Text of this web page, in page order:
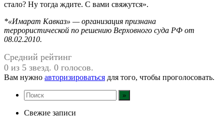
стало? Ну тогда ждите. С вами свяжутся».
*«Имарат Кавказ» — организация признана
террористической по решению Верховного суда РФ от
08.02.2010.
Средний рейтинг
0 из 5 звезд. 0 голосов.
Вам нужно авторизироваться для того, чтобы проголосовать.
Свежие записи